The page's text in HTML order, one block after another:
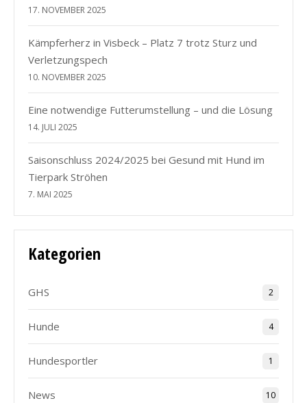
17. NOVEMBER 2025
Kämpferherz in Visbeck – Platz 7 trotz Sturz und
Verletzungspech
10. NOVEMBER 2025
Eine notwendige Futterumstellung – und die Lösung
14. JULI 2025
Saisonschluss 2024/2025 bei Gesund mit Hund im
Tierpark Ströhen
7. MAI 2025
Kategorien
GHS 2
Hunde 4
Hundesportler 1
News 10